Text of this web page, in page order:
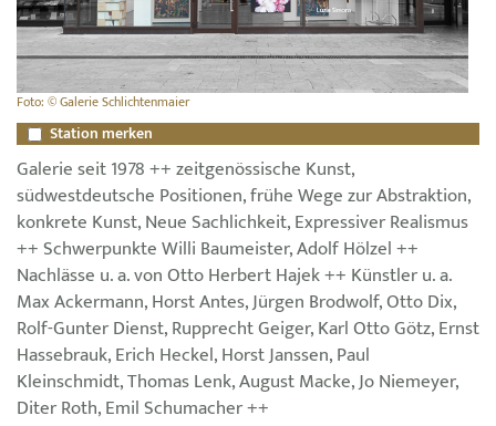
Foto: © Galerie Schlichtenmaier
Station merken
Galerie seit 1978 ++ zeitgenössische Kunst,
südwestdeutsche Positionen, frühe Wege zur Abstraktion,
konkrete Kunst, Neue Sachlichkeit, Expressiver Realismus
++ Schwerpunkte Willi Baumeister, Adolf Hölzel ++
Nachlässe u. a. von Otto Herbert Hajek ++ Künstler u. a.
Max Ackermann, Horst Antes, Jürgen Brodwolf, Otto Dix,
Rolf-Gunter Dienst, Rupprecht Geiger, Karl Otto Götz, Ernst
Hassebrauk, Erich Heckel, Horst Janssen, Paul
Kleinschmidt, Thomas Lenk, August Macke, Jo Niemeyer,
Diter Roth, Emil Schumacher ++